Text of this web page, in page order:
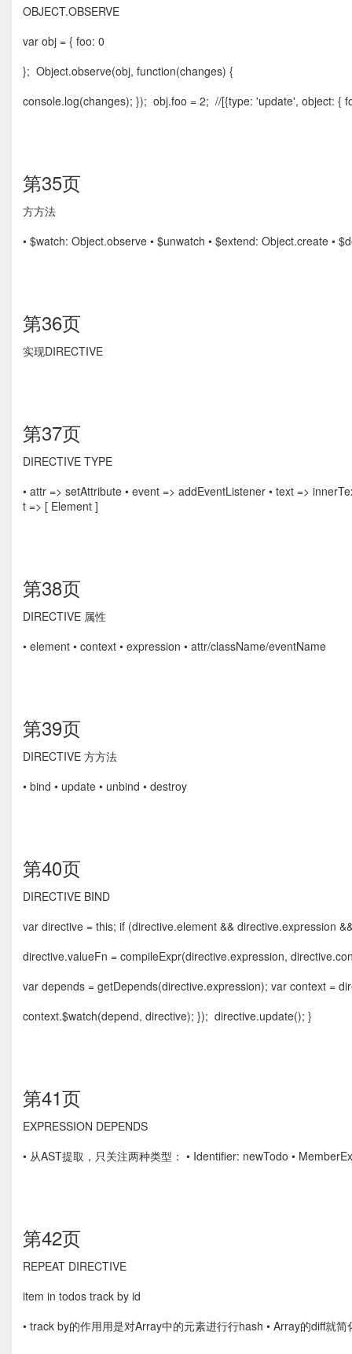
OBJECT.OBSERVE
var obj = { foo: 0
}; Object.observe(obj, function(changes) {
console.log(changes); }); obj.foo = 2; //[{type: 'update', object: {
第35页
⽅方法
• $watch: Object.observe • $unwatch • $extend: Object.create •
第36页
实现DIRECTIVE
第37页
DIRECTIVE TYPE
• attr => setAttribute • event => addEventListener • text =>
t => [ Element ]
第38页
DIRECTIVE 属性
• element • context • expression • attr/className/eventName
第39页
DIRECTIVE ⽅方法
• bind • update • unbind • destroy
第40页
DIRECTIVE BIND
var directive = this; if (directive.element && directive.expression
directive.valueFn = compileExpr(directive.expression,
var depends = getDepends(directive.expression); var context =
context.$watch(depend, directive); }); directive.update(); }
第41页
EXPRESSION DEPENDS
• 从AST提取，只关注两种类型： • Identiﬁer: newTodo •
第42页
REPEAT DIRECTIVE
item in todos track by id
• track by的作⽤用是对Array中的元素进⾏行hash • Array的diff就